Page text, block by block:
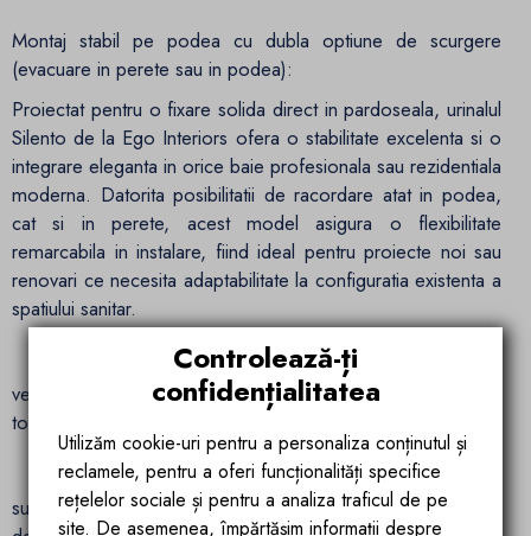
Montaj stabil pe podea cu dubla optiune de scurgere
(evacuare in perete sau in podea):
Proiectat pentru o fixare solida direct in pardoseala, urinalul
Silento de la Ego Interiors ofera o stabilitate excelenta si o
integrare eleganta in orice baie profesionala sau rezidentiala
moderna. Datorita posibilitatii de racordare atat in podea,
cat si in perete, acest model asigura o flexibilitate
remarcabila in instalare, fiind ideal pentru proiecte noi sau
renovari ce necesita adaptabilitate la configuratia existenta a
spatiului sanitar.
Dimensiuni echilibrate – 340x355x1000 mm: Designul
vertical si compact optimizeaza spatiul disponibil, oferind
totodata un confort sporit utilizatorului.
Finisaj alb lucios, usor de curatat: Ceramica sanitara cu
suprafata neteda respinge murdaria si bacteriile, fiind usor
Controlează-ți
confidențialitatea
Utilizăm cookie-uri pentru a personaliza conținutul și
reclamele, pentru a oferi funcționalități specifice
rețelelor sociale și pentru a analiza traficul de pe
site. De asemenea, împărtășim informații despre